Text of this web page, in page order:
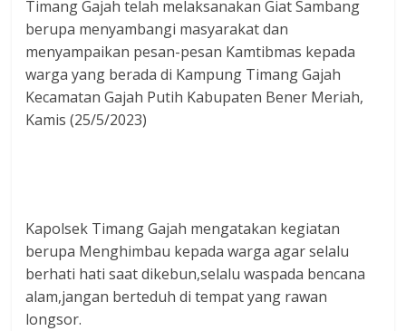
Timang Gajah telah melaksanakan Giat Sambang
berupa menyambangi masyarakat dan
menyampaikan pesan-pesan Kamtibmas kepada
warga yang berada di Kampung Timang Gajah
Kecamatan Gajah Putih Kabupaten Bener Meriah,
Kamis (25/5/2023)
Kapolsek Timang Gajah mengatakan kegiatan
berupa Menghimbau kepada warga agar selalu
berhati hati saat dikebun,selalu waspada bencana
alam,jangan berteduh di tempat yang rawan
longsor.